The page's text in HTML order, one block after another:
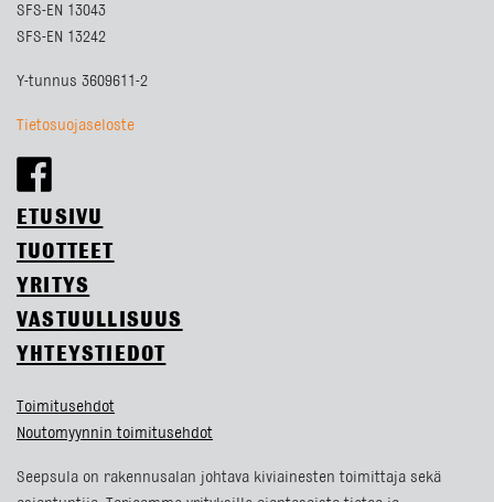
SFS-EN 13043
SFS-EN 13242
Y-tunnus 3609611-2
Tietosuojaseloste
ETUSIVU
TUOTTEET
YRITYS
VASTUULLISUUS
YHTEYSTIEDOT
Toimitusehdot
Noutomyynnin toimitusehdot
Seepsula on rakennusalan johtava kiviainesten toimittaja sekä